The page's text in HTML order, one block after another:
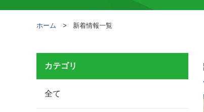
ホーム 新着情報一覧
カテゴリ
全て